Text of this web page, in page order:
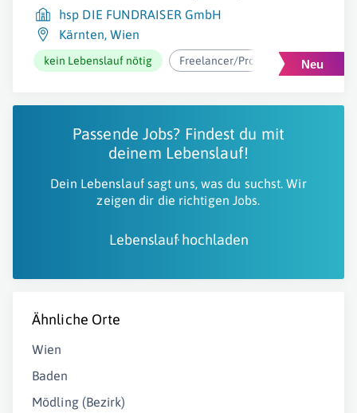
hsp DIE FUNDRAISER GmbH
Kärnten, Wien
kein Lebenslauf nötig Freelancer/Projektarbeit
Passende Jobs? Findest du mit
deinem Lebenslauf!
Dein Lebenslauf sagt uns, was du suchst. Wir
zeigen dir die richtigen Jobs.
Lebenslauf hochladen
Ähnliche Orte
Wien
Baden
Mödling (Bezirk)